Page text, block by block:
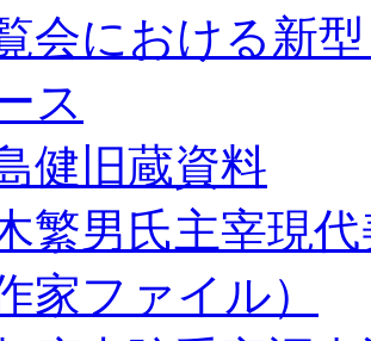
会における新
ス
健旧蔵資料
繁男氏主宰現
家ファイル）